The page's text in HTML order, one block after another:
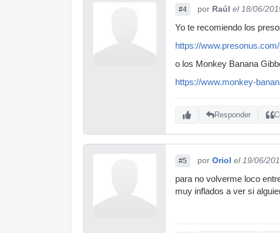
#4 por Raúl el 18/06/
Yo te recomiendo los
https://
o los Monkey Banana
https://www.monkey-
Responder
#5 por Oriol el 19/06/
para no volverme loco
muy inflados a ver si